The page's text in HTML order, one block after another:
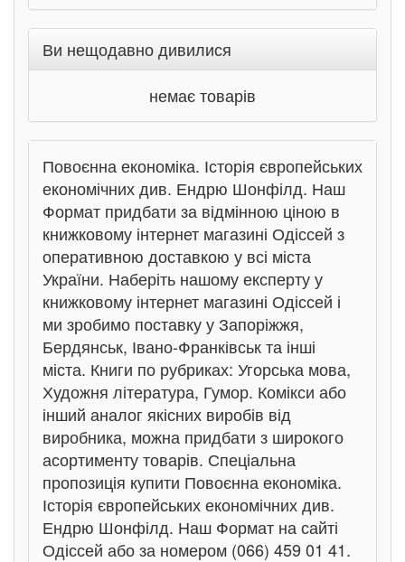
Ви нещодавно дивилися
немає товарів
Повоєнна економіка. Історія європейських
економічних див. Ендрю Шонфілд. Наш
Формат придбати за відмінною ціною в
книжковому інтернет магазині Одіссей з
оперативною доставкою у всі міста
України. Наберіть нашому експерту у
книжковому інтернет магазині Одіссей і
ми зробимо поставку у Запоріжжя,
Бердянськ, Івано-Франківськ та інші
міста. Книги по рубриках: Угорська мова,
Художня література, Гумор. Комікси або
інший аналог якісних виробів від
виробника, можна придбати з широкого
асортименту товарів. Спеціальна
пропозиція купити Повоєнна економіка.
Історія європейських економічних див.
Ендрю Шонфілд. Наш Формат на сайті
Одіссей або за номером (066) 459 01 41.